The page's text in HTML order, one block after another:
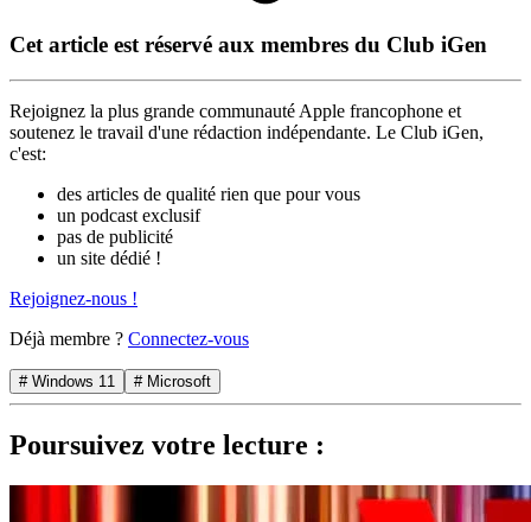
Cet article est réservé aux membres du Club iGen
Rejoignez la plus grande communauté Apple francophone et
soutenez le travail d'une rédaction indépendante. Le Club iGen,
c'est:
des articles de qualité rien que pour vous
un podcast exclusif
pas de publicité
un site dédié !
Rejoignez-nous !
Déjà membre ? Connectez-vous
# Windows 11 # Microsoft
Poursuivez votre lecture :